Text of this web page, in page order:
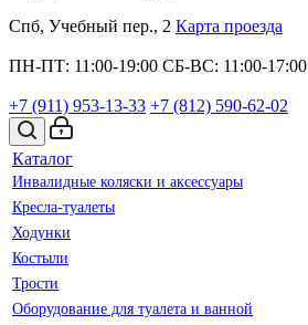
Спб, Учебный пер., 2 Карта проезда
ПН-ПТ: 11:00-19:00 СБ-ВС: 11:00-17:00
+7 (911) 953-13-33 +7 (812) 590-62-02
Каталог
Инвалидные коляски и аксессуары
Кресла-туалеты
Ходунки
Костыли
Трости
Оборудование для туалета и ванной